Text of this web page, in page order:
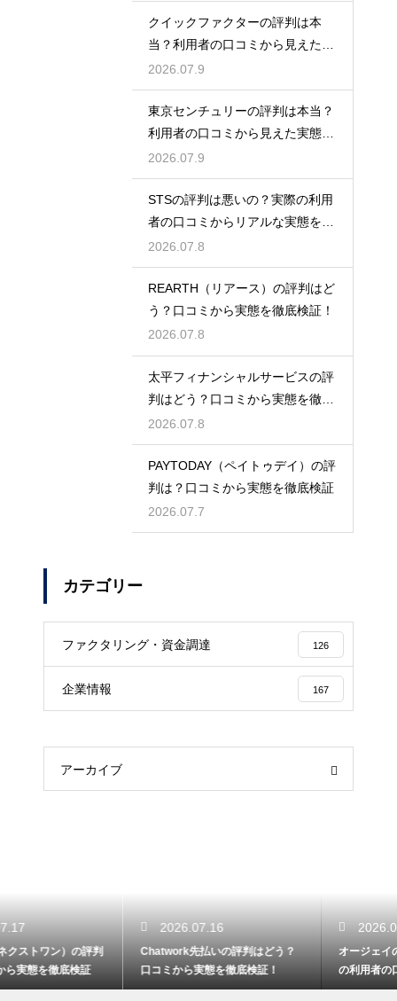
クイックファクターの評判は本
当？利用者の口コミから見えた実
態検証
2026.07.9
東京センチュリーの評判は本当？
利用者の口コミから見えた実態を
検証
2026.07.9
STSの評判は悪いの？実際の利用
者の口コミからリアルな実態を徹
底検証
2026.07.8
REARTH（リアース）の評判はど
う？口コミから実態を徹底検証！
2026.07.8
太平フィナンシャルサービスの評
判はどう？口コミから実態を徹底
検証！
2026.07.8
PAYTODAY（ペイトゥデイ）の評
判は？口コミから実態を徹底検証
2026.07.7
カテゴリー
ファクタリング・資金調達 126
企業情報 167
アーカイブ
Chatwork先払いの評判はどう？
口コミから実態を徹底検証！
オージェイの評判は悪いの？実際
の利用者の口コミからリアルな実
態検証